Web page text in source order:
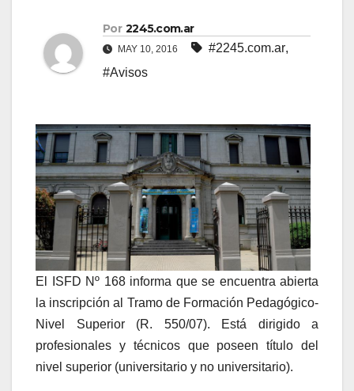
Por 2245.com.ar
MAY 10, 2016 #2245.com.ar,
#Avisos
El ISFD Nº 168 informa que se encuentra abierta
la inscripción al Tramo de Formación Pedagógico-
Nivel Superior (R. 550/07). Está dirigido a
profesionales y técnicos que poseen título del
nivel superior (universitario y no universitario).